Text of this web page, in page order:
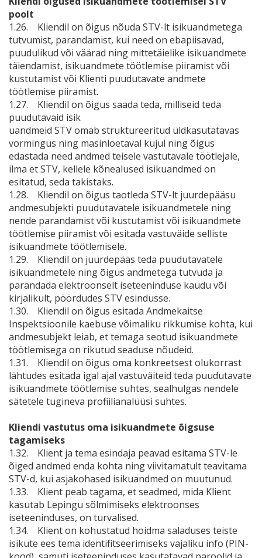
poolt
1.26. Kliendil on õigus nõuda STV-lt isikuandmetega
tutvumist, parandamist, kui need on ebapiisavad,
puudulikud või väärad ning mittetäielike isikuandmete
täiendamist, isikuandmete töötlemise piiramist või
kustutamist või Klienti puudutavate andmete
töötlemise piiramist.
1.27. Kliendil on õigus saada teda, milliseid teda
puudutavaid isik
uandmeid STV omab struktureeritud üldkasutatavas
vormingus ning masinloetaval kujul ning õigus
edastada need andmed teisele vastutavale töötlejale,
ilma et STV, kellele kõnealused isikuandmed on
esitatud, seda takistaks.
1.28. Kliendil on õigus taotleda STV-lt juurdepääsu
andmesubjekti puudutavatele isikuandmetele ning
nende parandamist või kustutamist või isikuandmete
töötlemise piiramist või esitada vastuväide selliste
isikuandmete töötlemisele.
1.29. Kliendil on juurdepääs teda puudutavatele
isikuandmetele ning õigus andmetega tutvuda ja
parandada elektroonselt iseteeninduse kaudu või
kirjalikult, pöördudes STV esindusse.
1.30. Kliendil on õigus esitada Andmekaitse
Inspektsioonile kaebuse võimaliku rikkumise kohta, kui
andmesubjekt leiab, et temaga seotud isikuandmete
töötlemisega on rikutud seaduse nõudeid.
1.31. Kliendil on õigus oma konkreetsest olukorrast
lähtudes esitada igal ajal vastuväiteid teda puudutavate
isikuandmete töötlemise suhtes, sealhulgas nendele
sätetele tugineva profiilianalüüsi suhtes.
Kliendi vastutus oma isikuandmete õigsuse
tagamiseks
1.32. Klient ja tema esindaja peavad esitama STV-le
õiged andmed enda kohta ning viivitamatult teavitama
STV-d, kui asjakohased isikuandmed on muutunud.
1.33. Klient peab tagama, et seadmed, mida Klient
kasutab Lepingu sõlmimiseks elektroonses
iseteeninduses, on turvalised.
1.34. Klient on kohustatud hoidma saladuses teiste
isikute ees tema identifitseerimiseks vajaliku info (PIN-